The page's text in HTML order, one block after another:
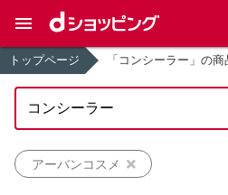
トップページ 「コンシーラー」の商
アーバンコスメ